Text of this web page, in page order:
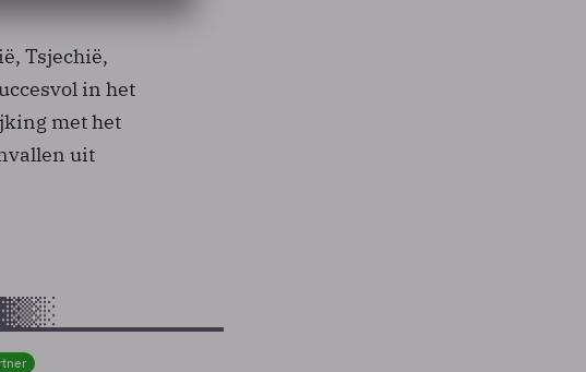
Tsjechië,
in het
met het
uit